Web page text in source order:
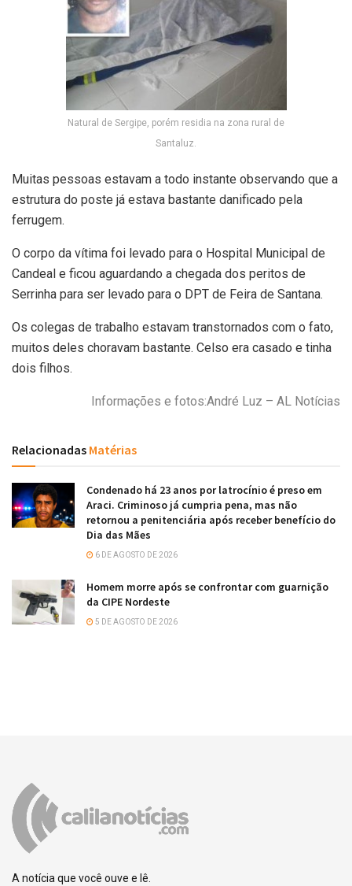
Natural de Sergipe, porém residia na zona rural de
Santaluz.
Muitas pessoas estavam a todo instante observando que a
estrutura do poste já estava bastante danificado pela
ferrugem.
O corpo da vítima foi levado para o Hospital Municipal de
Candeal e ficou aguardando a chegada dos peritos de
Serrinha para ser levado para o DPT de Feira de Santana.
Os colegas de trabalho estavam transtornados com o fato,
muitos deles choravam bastante. Celso era casado e tinha
dois filhos.
Informações e fotos:André Luz – AL Notícias
Relacionadas Matérias
Condenado há 23 anos por latrocínio é preso em
Araci. Criminoso já cumpria pena, mas não
retornou a penitenciária após receber benefício do
Dia das Mães
6 DE AGOSTO DE 2026
Homem morre após se confrontar com guarnição
da CIPE Nordeste
5 DE AGOSTO DE 2026
A notícia que você ouve e lê.